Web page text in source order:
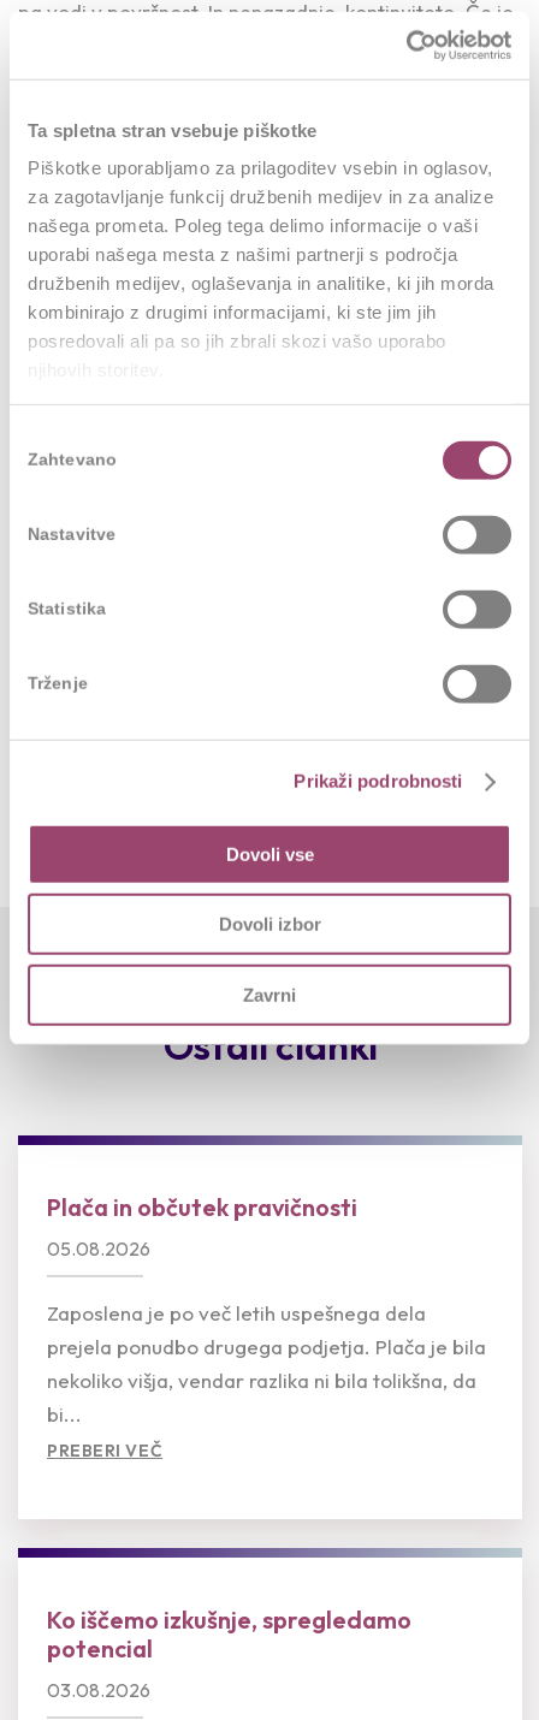
Ta spletna stran vsebuje piškotke
Piškotke uporabljamo za prilagoditev vsebin in oglasov,
za zagotavljanje funkcij družbenih medijev in za analize
našega prometa. Poleg tega delimo informacije o vaši
uporabi našega mesta z našimi partnerji s področja
družbenih medijev, oglaševanja in analitike, ki jih morda
kombinirajo z drugimi informacijami, ki ste jim jih
posredovali ali pa so jih zbrali skozi vašo uporabo
soglasja
Zahtevano
Nastavitve
Statistika
Trženje
Prikaži podrobnosti
Dovoli vse
Dovoli izbor
Zavrni
pa vodi v površnost. In nenazadnje, kontinuiteto. Če je
razvojni pogovor en sam trenutek v letu, ga zaposleni
jemljejo kot formalnost. Če pa je del vsakdanjih
Od besed k dejanjem
Ko je razvojni pogovor izveden premišljeno, ne ostane
le pri besedah. Cilji dobijo nosilce. Dogovori
postanejo dejanja. Zaposleni začuti, da ga podjetje
vidi, sliši in da mu želi pomagati razvijati njegov
potencial. Vzpostavi se strateški element, ki
Razvojni pogovori so ogledalo kulture. Če so površni in
formalni, sporočajo, da razvoj ni pomemben. Če so
resnični, odprti in vodeni s strani vodij, ki zmorejo in
želijo poslušati, pa postanejo most med tem, kar
posameznik želi postati, in tem, kar organizacija
potrebuje.
Potrebujete podporo na področju vzpostavitve
razvojnih pogovorov? Stopite z nami v stik
Ostali članki
Plača in občutek pravičnosti
05.08.2026
Zaposlena je po več letih uspešnega dela
prejela ponudbo drugega podjetja. Plača je bila
nekoliko višja, vendar razlika ni bila tolikšna, da
bi...
PREBERI VEČ
Ko iščemo izkušnje, spregledamo
potencial
03.08.2026